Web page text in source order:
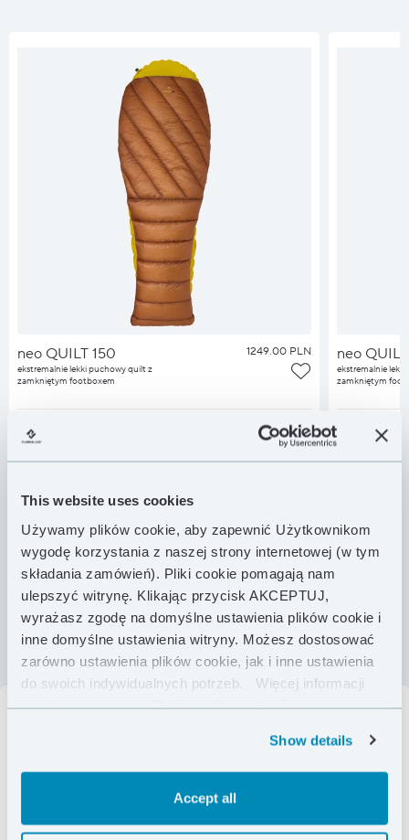
This website uses cookies
Używamy plików cookie, aby zapewnić Użytkownikom
wygodę korzystania z naszej strony internetowej (w tym
składania zamówień). Pliki cookie pomagają nam
ulepszyć witrynę. Klikając przycisk AKCEPTUJ,
wyrażasz zgodę na domyślne ustawienia plików cookie i
inne domyślne ustawienia witryny. Możesz dostosować
zarówno ustawienia plików cookie, jak i inne ustawienia
do swoich indywidualnych potrzeb.
Więcej informacji
znajdziesz w naszejPolityce Prywatności .
Show details
Accept all
1249.00 PLN
neo QUILT 150
ekstremalnie lekki puchowy quilt z
zamkniętym footboxem
LIMIT 3 °C
270 g
KOLOR
neo
ekstremalnie
zamkniętym
LIMIT